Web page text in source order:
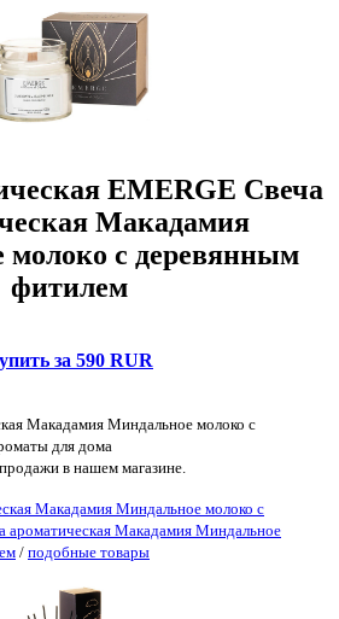
EMERGE Свеча
Макадамия
с деревянным
фитилем
за 590 RUR
Макадамия Миндальное молоко с
для дома
в нашем магазине.
Макадамия Миндальное молоко с
ароматическая Макадамия Миндальное
/ подобные товары